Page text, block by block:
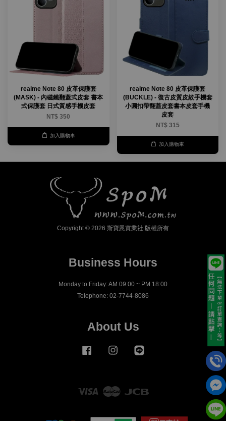
realme Note 80 皮革保護套
(MASK) - 內磁鐵翻蓋式皮套 書本
式保護套 日式質感手機皮套
NT$ 350
加入購物車
realme Note 80 皮革保護套
(BUCKLE) - 復古皮質皮紋手機套
小圓扣帶翻蓋皮套書本皮套手機
皮套
NT$ 315
加入購物車
Copyright © 2026 斯寶恩實業社 版權所有
Business Hours
Monday to Friday: AM 09:00 ~ PM 18:00
Telephone: 02-7744-8086
About Us
Facebook Instagram
Visa Master